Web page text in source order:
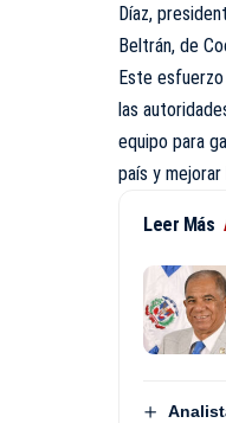
Díaz,
Beltrán, de
Este
las
equipo para
país y
Leer Más